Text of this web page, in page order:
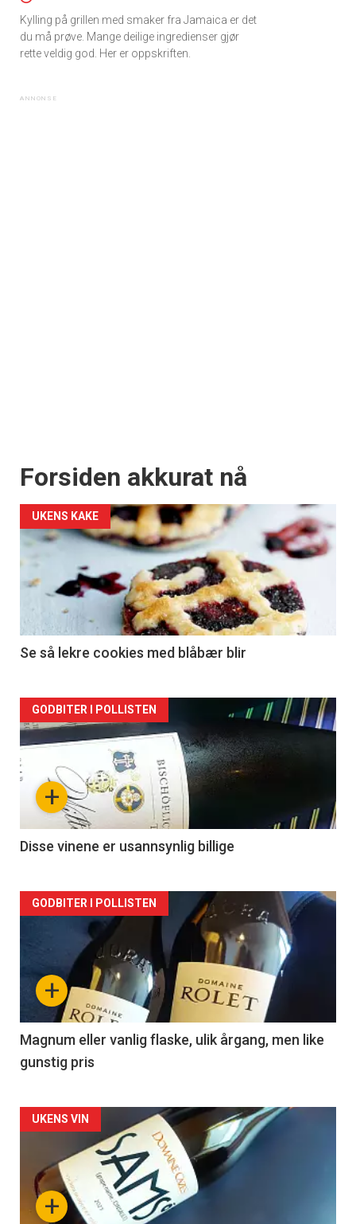
Kylling på grillen med smaker fra Jamaica er det
du må prøve. Mange deilige ingredienser gjør
rette veldig god. Her er oppskriften.
Forsiden akkurat nå
UKENS KAKE
Se så lekre cookies med blåbær blir
Forsiden
akkurat
nå
2
+
GODBITER I POLLISTEN
Disse vinene er usannsynlig billige
Forsiden
akkurat
nå
3
+
GODBITER I POLLISTEN
Magnum eller vanlig flaske, ulik årgang, men like
gunstig pris
Forsiden
akkurat
nå+
UKENS VIN